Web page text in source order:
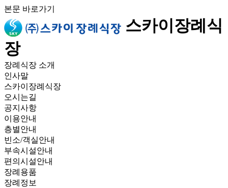
본문 바로가기
스카이장례식
장
장례식장 소개
인사말
스카이장례식장
오시는길
공지사항
이용안내
층별안내
빈소/객실안내
부속시설안내
편의시설안내
장례용품
장례정보